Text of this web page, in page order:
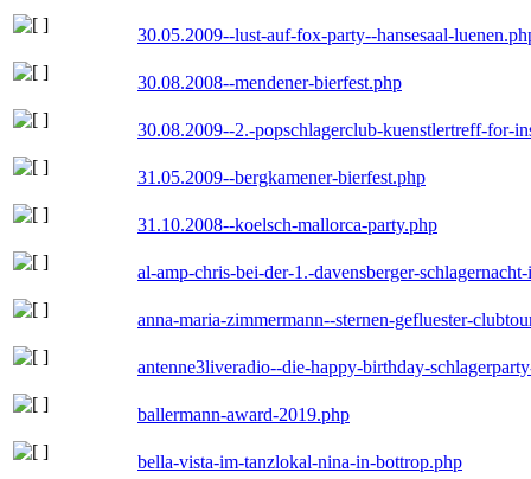
30.05.2009--lust-auf-fox-party--hansesaal-
30.08.2008--mendener-bierfest.php
30.08.2009--2.-popschlagerclub-kuenstlertreff-for-
31.05.2009--bergkamener-bierfest.php
31.10.2008--koelsch-mallorca-party.php
al-amp-chris-bei-der-1.-davensberger-
anna-maria-zimmermann--sternen-gefluester-
antenne3liveradio--die-happy-birthday-
ballermann-award-2019.php
bella-vista-im-tanzlokal-nina-in-bottrop.php